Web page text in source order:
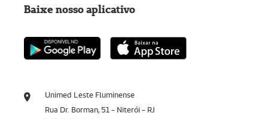
Unimed Leste Fluminense
Rua Dr. Borman, 51 - Niterói - RJ
Baixe nosso aplicativo